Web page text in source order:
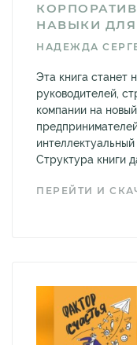
НАВЫКИ
НАДЕЖДА
Эта книга станет
руководителей,
компании на
Структура книги
ПЕРЕЙТИ И